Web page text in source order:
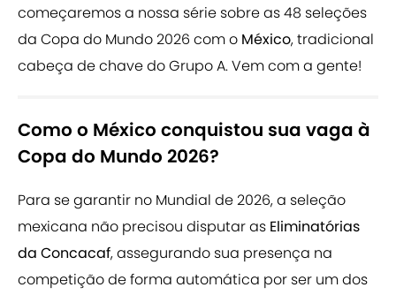
começaremos a nossa série sobre as 48 seleções
da Copa do Mundo 2026 com o México, tradicional
cabeça de chave do Grupo A. Vem com a gente!
Como o México conquistou sua vaga à
Copa do Mundo 2026?
Para se garantir no Mundial de 2026, a seleção
mexicana não precisou disputar as Eliminatórias
da Concacaf, assegurando sua presença na
competição de forma automática por ser um dos